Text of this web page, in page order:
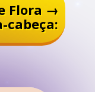
Flora →
cabeça: